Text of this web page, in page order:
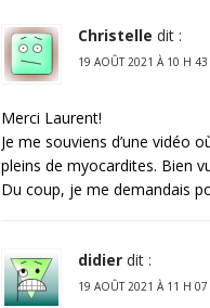
Christelle dit :
19 AOÛT 2021 À 10 H
Merci Laurent!
Je me souviens d’une vidéo
pleins de myocardites. Bien
Du coup, je me demandais
didier dit :
19 AOÛT 2021 À 11 H